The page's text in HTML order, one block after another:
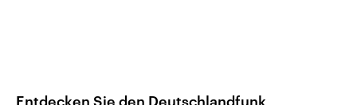
Entdecken Sie den Deutschlandfunk